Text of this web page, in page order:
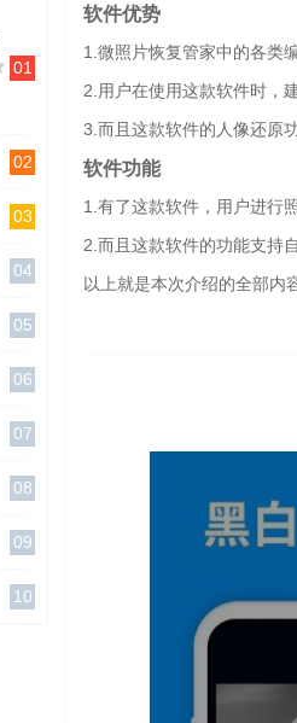
01
02
03
04
05
06
07
08
09
10
软件优势
1.微照片恢复管家中的各类
2.用户在使用这款软件时，
3.而且这款软件的人像还原
软件功能
1.有了这款软件，用户进行
2.而且这款软件的功能支持
以上就是本次介绍的全部内